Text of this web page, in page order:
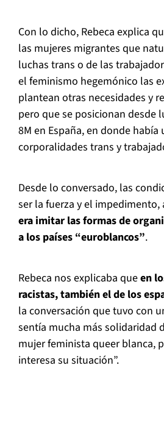
Con lo dicho, Rebeca explica
las mujeres migrantes que
luchas trans o de las
el feminismo hegemónico las
plantean otras necesidades y
pero que se posicionan desde
8M en España, en donde
corporalidades trans y
Desde lo conversado, las
ser la fuerza y el
era imitar las formas de
a los países “euroblancos”.
Rebeca nos explicaba queen
racistas, también el de los
la conversación que tuvo con
sentía mucha más solidaridad
mujer feminista queer blanca,
interesa su situación”.